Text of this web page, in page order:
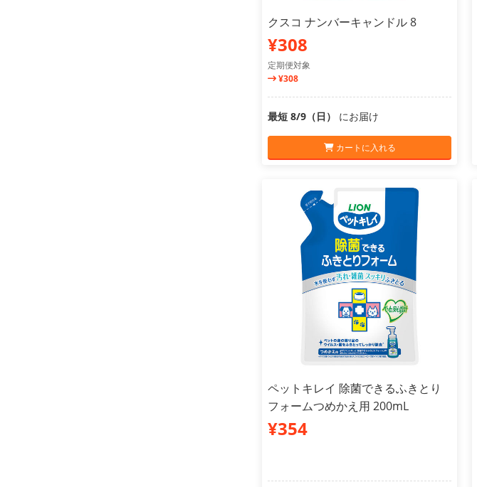
クスコ ナンバーキャンドル 8
¥308
定期便対象
¥308
最短 8/9（日） にお届け
カートに入れる
ペットキレイ 除菌できるふきとり
フォームつめかえ用 200mL
¥354